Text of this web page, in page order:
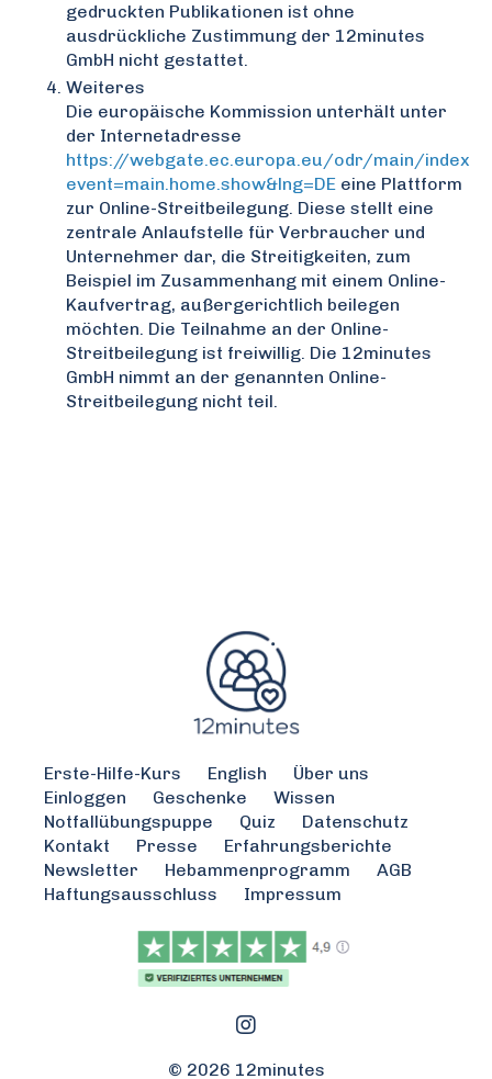
gedruckten Publikationen ist ohne
ausdrückliche Zustimmung der 12minutes
GmbH nicht gestattet.
Weiteres
Die europäische Kommission unterhält unter
der Internetadresse
https://webgate.ec.europa.eu/odr/main/
event=main.home.show&lng=DE eine Plattform
zur Online-Streitbeilegung. Diese stellt eine
zentrale Anlaufstelle für Verbraucher und
Unternehmer dar, die Streitigkeiten, zum
Beispiel im Zusammenhang mit einem Online-
Kaufvertrag, außergerichtlich beilegen
möchten. Die Teilnahme an der Online-
Streitbeilegung ist freiwillig. Die 12minutes
GmbH nimmt an der genannten Online-
Streitbeilegung nicht teil.
Erste-Hilfe-Kurs English
Über uns
Einloggen
Geschenke
Wissen
Notfallübungspuppe
Quiz
Datenschutz
Kontakt
Presse
Erfahrungsberichte
Newsletter
Hebammenprogramm
AGB
Haftungsausschluss
Impressum
© 2026 12minutes